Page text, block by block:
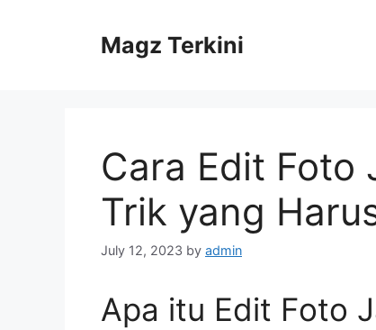
Magz Terkini
Cara Edit Foto
Trik yang
July 12, 2023 by admin
Apa itu Edit Foto